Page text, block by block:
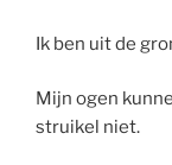
Ik ben uit de
Mijn ogen
struikel niet.